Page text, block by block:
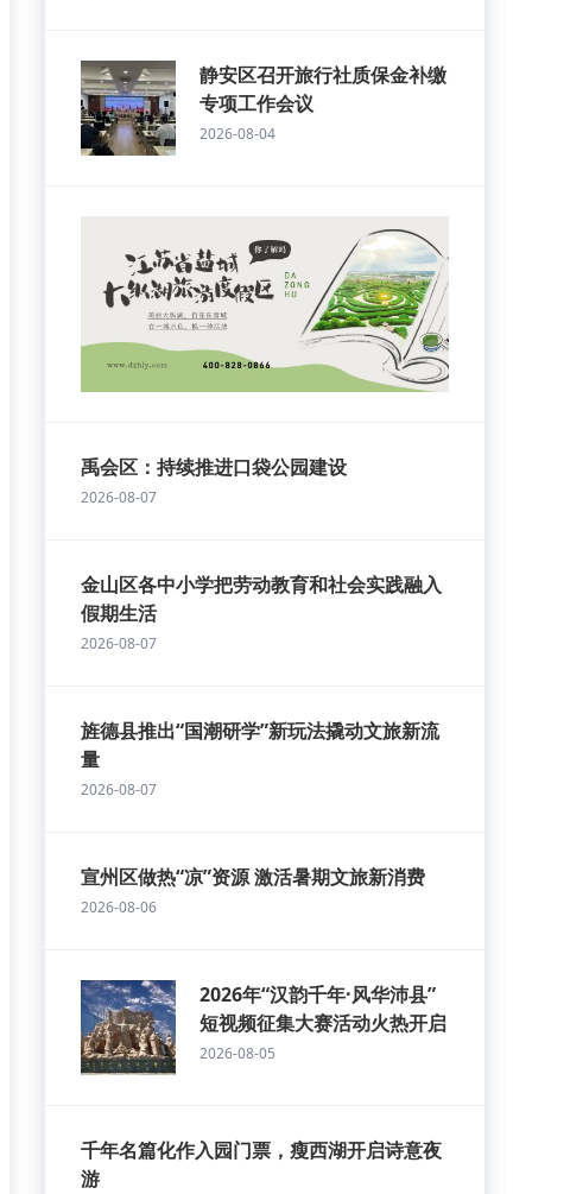
静安区召开旅行社质保金补缴
专项工作会议
2026-08-04
禹会区：持续推进口袋公园建设
2026-08-07
金山区各中小学把劳动教育和社会实践融入
假期生活
2026-08-07
旌德县推出“国潮研学”新玩法撬动文旅新流
量
2026-08-07
宣州区做热“凉”资源 激活暑期文旅新消费
2026-08-06
2026年“汉韵千年·风华沛县”
短视频征集大赛活动火热开启
2026-08-05
千年名篇化作入园门票，瘦西湖开启诗意夜
游